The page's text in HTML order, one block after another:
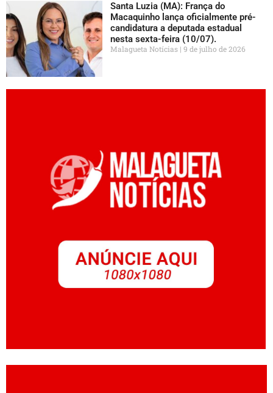
Santa Luzia (MA): França do
Macaquinho lança oficialmente pré-
candidatura a deputada estadual
nesta sexta-feira (10/07).
Malagueta Notícias 9 de julho de 2026